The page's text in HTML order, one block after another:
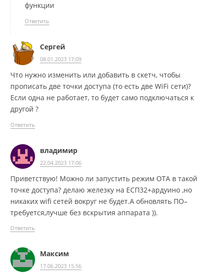
функции
Ответить
Сергей
08.01.2023 17:09
Что нужно изменить или добавить в скетч, чтобы
прописать две точки доступа (то есть две WiFi сети)?
Если одна не работает, то будет само подключаться к
другой ?
Ответить
владимир
22.04.2023 17:06
Приветствую! Можно ли запустить режим ОТА в такой
точке доступа? делаю железку на ЕСП32+ардуино ,но
никаких wifi сетей вокруг не будет.А обновлять ПО–
требуется,лучше без вскрытия аппарата )).
Ответить
Максим
17.06.2023 15:56